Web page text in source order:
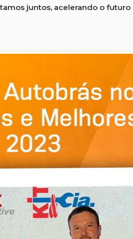
juntos, acelerando o